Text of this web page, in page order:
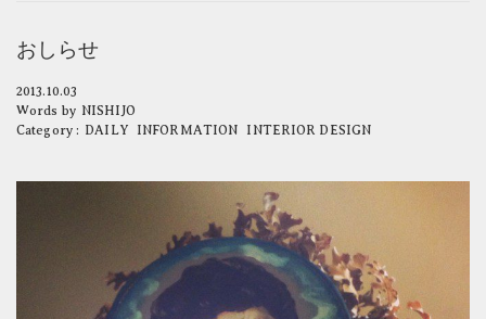
おしらせ
2013.10.03
Words by NISHIJO
Category : DAILY INFORMATION INTERIOR DESIGN